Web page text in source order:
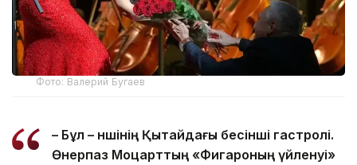
Фото: Валерий Бугаев
– Бұл – әншінің Қытайдағы бесінші гастролі.
Өнерпаз Моцарттың «Фигароның үйленуі»